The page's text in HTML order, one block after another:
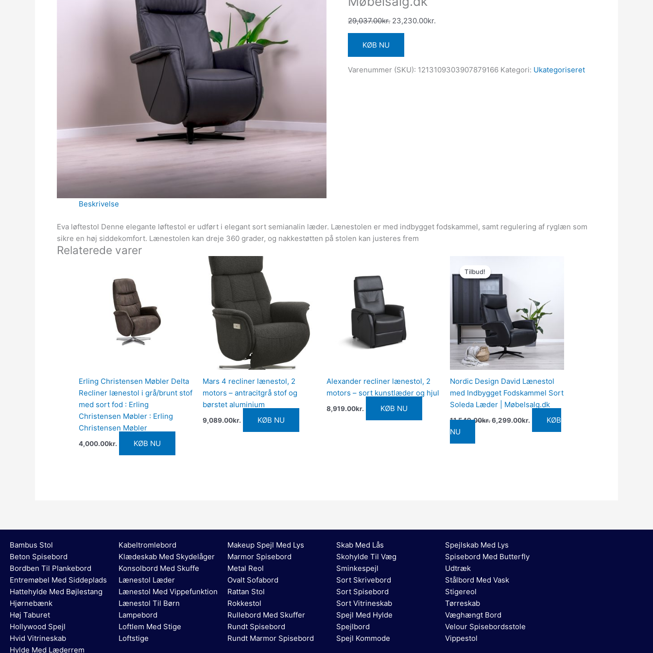
29,037.00kr. 23,230.00kr.
KØB NU
Varenummer (SKU): 1213109303907879166 Kategori: Ukategoriseret
Beskrivelse
Eva løftestol Denne elegante løftestol er udført i elegant sort semianalin læder. Lænestolen er med indbygget fodskammel, samt regulering af ryglæn som
sikre en høj siddekomfort. Lænestolen kan dreje 360 grader, og nakkestøtten på stolen kan justeres frem
Relaterede varer
Erling Christensen Møbler Delta
Recliner lænestol i grå/brunt stof
med sort fod : Erling
Christensen Møbler : Erling
Christensen Møbler
4,000.00kr. KØB NU
Mars 4 recliner lænestol, 2
motors – antracitgrå stof og
børstet aluminium
9,089.00kr. KØB NU
Alexander recliner lænestol, 2
motors – sort kunstlæder og hjul
8,919.00kr. KØB NU
Tilbud!
Tilbud!
Nordic Design David Lænestol
med Indbygget Fodskammel Sort
Soleda Læder | Møbelsalg.dk
11,549.00kr.
pris
var:
11,549.00kr..
6,299.00kr.
KØB
NU
Bambus Stol
Beton Spisebord
Bordben Til Plankebord
Entremøbel Med Siddeplads
Hattehylde Med Bøjlestang
Hjørnebænk
Høj Taburet
Hollywood Spejl
Hvid Vitrineskab
Hylde Med Læderrem
Kabeltromlebord
Klædeskab Med Skydelåger
Konsolbord Med Skuffe
Lænestol Læder
Lænestol Med Vippefunktion
Lænestol Til Børn
Lampebord
Loftlem Med Stige
Loftstige
Makeup Spejl Med Lys
Marmor Spisebord
Metal Reol
Ovalt Sofabord
Rattan Stol
Rokkestol
Rullebord Med Skuffer
Rundt Spisebord
Rundt Marmor Spisebord
Skab Med Lås
Skohylde Til Væg
Sminkespejl
Sort Skrivebord
Sort Spisebord
Sort Vitrineskab
Spejl Med Hylde
Spejlbord
Spejl Kommode
Spejlskab Med Lys
Spisebord Med Butterfly
Udtræk
Stålbord Med Vask
Stigereol
Tørreskab
Væghængt Bord
Velour Spisebordsstole
Vippestol